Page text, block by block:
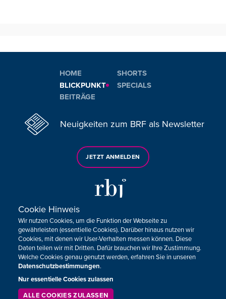
HOME
BLICKPUNKT
BEITRÄGE
SHORTS
SPECIALS
Neuigkeiten zum BRF als Newsletter
JETZT ANMELDEN
Sie haben noch Fragen oder Anmerkungen?
KONTAKTIEREN SIE UNS!
Impressum Datenschutz
Cookie-Zustimmung anpassen
Cookie Hinweis
Wir nutzen Cookies, um die Funktion der Webseite zu
gewährleisten (essentielle Cookies). Darüber hinaus nutzen wir
Cookies, mit denen wir User-Verhalten messen können. Diese
Daten teilen wir mit Dritten. Dafür brauchen wir Ihre Zustimmung.
Welche Cookies genau genutzt werden, erfahren Sie in unseren
Datenschutzbestimmungen.
Nur essentielle Cookies zulassen
ALLE COOKIES ZULASSEN